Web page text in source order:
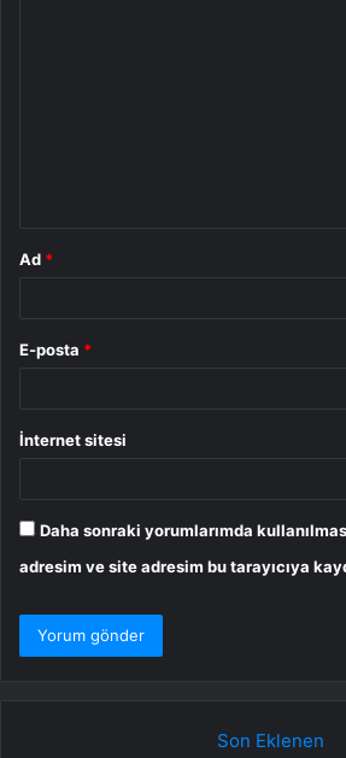
Ad *
E-posta *
İnternet sitesi
Daha sonraki yorumlarımda
adresim ve site adresim bu tarayıcıya
Son Eklenen